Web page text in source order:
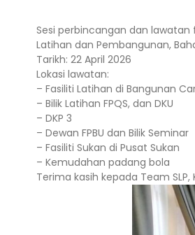
Sesi perbincangan dan lawatan
Latihan dan Pembangunan,
Tarikh: 22 April 2026
Lokasi lawatan:
– Fasiliti Latihan di Bangunan
– Bilik Latihan FPQS, dan DKU
– DKP 3
– Dewan FPBU dan Bilik Seminar
– Fasiliti Sukan di Pusat Sukan
– Kemudahan padang bola
Terima kasih kepada Team